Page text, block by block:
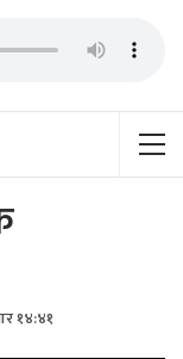
१४:४१